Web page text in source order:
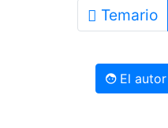
Temario
El autor